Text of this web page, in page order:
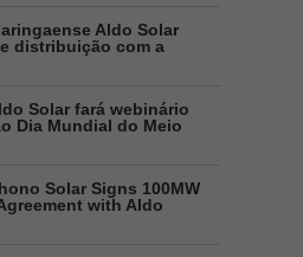
Aldo Solar
distribuição com a
Solar fará webinário
Dia Mundial do Meio
Solar Signs 100MW
with Aldo